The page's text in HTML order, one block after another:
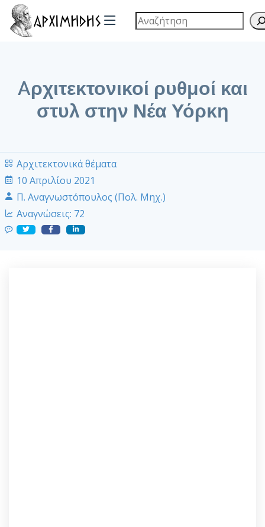
Aρχιτεκτονικοί ρυθμοί και
στυλ στην Νέα Υόρκη
Αρχιτεκτονικά θέματα
10 Απριλίου 2021
Π. Αναγνωστόπουλος (Πολ. Μηχ.)
Αναγνώσεις: 72